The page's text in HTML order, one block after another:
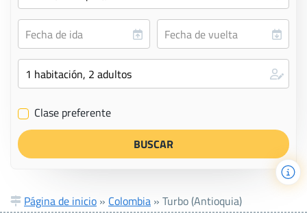
✔ Clase preferente
Página de inicio » Colombia » Turbo (Antioquia)